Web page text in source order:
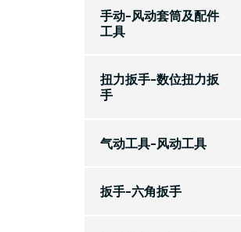
手动-风动套筒及配件
工具
扭力扳手-数位扭力扳
手
气动工具-风动工具
扳手-六角扳手